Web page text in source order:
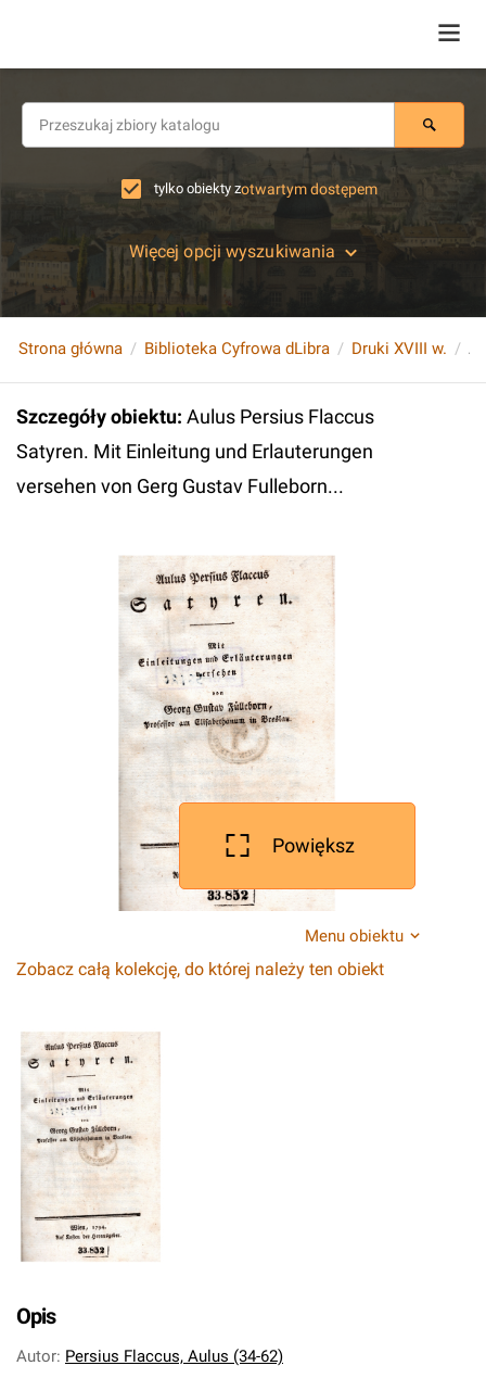
tylko obiekty zotwartym dostępem
Więcej opcji wyszukiwania
Strona główna Biblioteka Cyfrowa dLibra Druki XVIII w.
Szczegóły obiektu: Aulus Persius Flaccus
Satyren. Mit Einleitung und Erlauterungen
versehen von Gerg Gustav Fulleborn...
Powiększ
Menu obiektu
Zobacz całą kolekcję, do której należy ten obiekt
Opis
Autor: Persius Flaccus, Aulus (34-62)